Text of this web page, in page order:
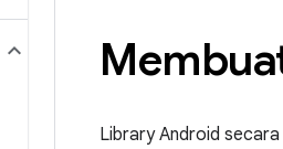
Library Android